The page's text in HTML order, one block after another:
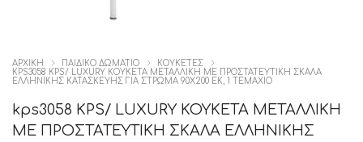
ΑΡΧΙΚΉ ΠΑΙΔΙΚΟ ΔΩΜΑΤΙΟ
ΚΟΥΚΕΤΕΣ
KPS3058 KPS/ LUXURY ΚΟΥΚΕΤΑ ΜΕΤΑΛΛΙΚΗ ΜΕ ΠΡΟΣΤΑΤΕΥΤΙΚΗ ΣΚΑΛΑ
ΕΛΛΗΝΙΚΗΣ ΚΑΤΑΣΚΕΥΗΣ ΓΙΑ ΣΤΡΩΜΑ 90Χ200 ΕΚ, 1 ΤΕΜΆΧΙΟ
kps3058 KPS/ LUXURY ΚΟΥΚΕΤΑ ΜΕΤΑΛΛΙΚΗ
ΜΕ ΠΡΟΣΤΑΤΕΥΤΙΚΗ ΣΚΑΛΑ ΕΛΛΗΝΙΚΗΣ